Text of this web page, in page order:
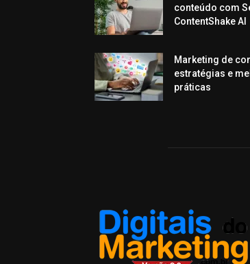
conteúdo com
ContentShake AI
Marketing de
estratégias e
práticas